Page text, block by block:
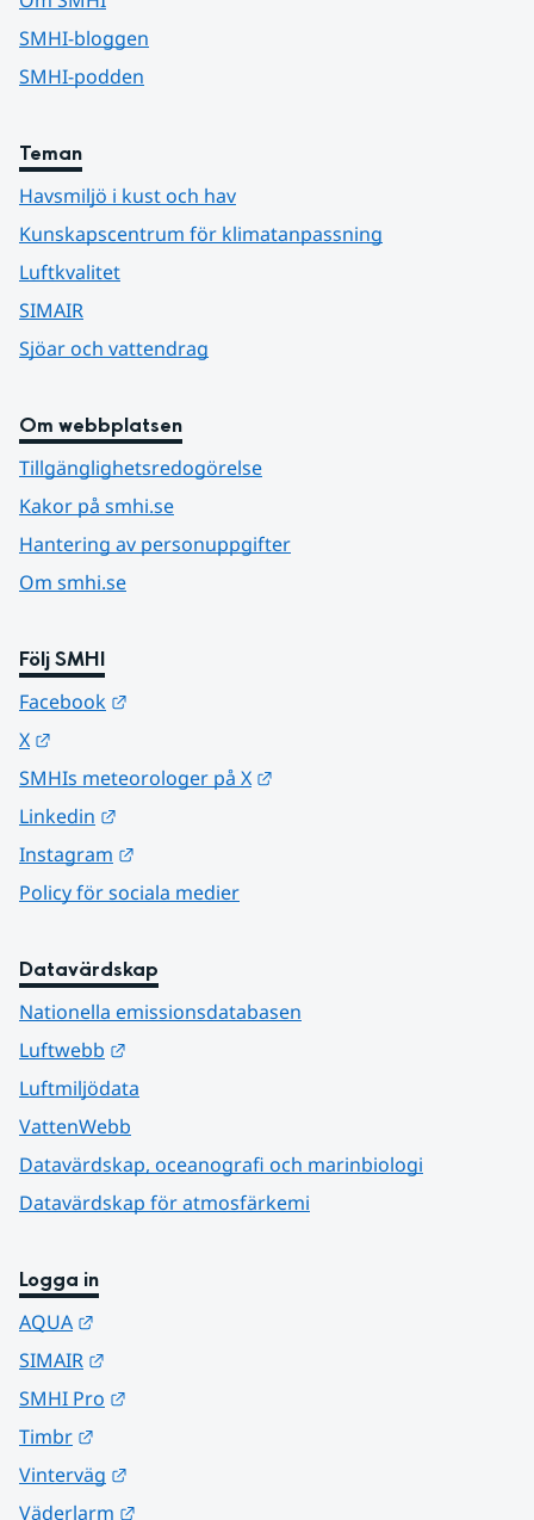
SMHI-bloggen
SMHI-podden
Teman
Havsmiljö i kust och hav
Kunskapscentrum för klimatanpassning
Luftkvalitet
SIMAIR
Sjöar och vattendrag
Om webbplatsen
Tillgänglighetsredogörelse
Kakor på smhi.se
Hantering av personuppgifter
Om smhi.se
Följ SMHI
Facebook
X
SMHIs meteorologer på X
Linkedin
Instagram
Policy för sociala medier
Datavärdskap
Nationella emissionsdatabasen
Luftwebb
Luftmiljödata
VattenWebb
Datavärdskap, oceanografi och marinbiologi
Datavärdskap för atmosfärkemi
Logga in
AQUA
SIMAIR
SMHI Pro
Timbr
Vinterväg
Väderlarm